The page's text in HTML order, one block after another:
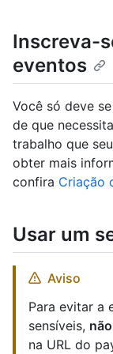
Inscreva-
eventos
Você só deve
de que
trabalho que
obter mais
confira Criação
Usar um
Aviso
Para evitar a
sensíveis, não
na URL do